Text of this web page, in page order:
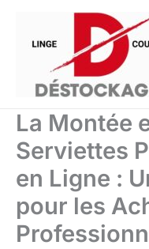
contenu
La Montée
Serviettes
en Ligne :
pour les